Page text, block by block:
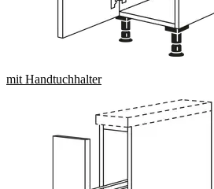
mit Handtuchhalter